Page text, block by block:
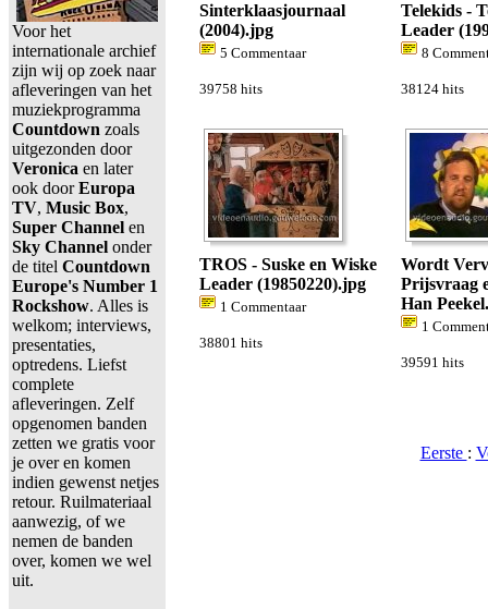
Voor het
internationale archief
zijn wij op zoek naar
afleveringen van het
muziekprogramma
Countdown zoals
uitgezonden door
Veronica en later
ook doorEuropa
TV, Music Box,
Super Channel en
Sky Channel onder
de titel Countdown
Europe's Number 1
Rockshow. Alles is
welkom; interviews,
presentaties,
optredens. Liefst
complete
afleveringen. Zelf
opgenomen banden
zetten we gratis voor
je over en komen
indien gewenst netjes
retour. Ruilmateriaal
aanwezig, of we
nemen de banden
over, komen we wel
uit.
Sinterklaasjournaal
(2004).jpg
5 Commentaar
39758 hits
Telekids -
Leader
8
38124 hits
TROS - Suske en Wiske
Leader (19850220).jpg
1 Commentaar
38801 hits
Wordt
Prijsvraag
Han
1
39591 hits
Eerste :